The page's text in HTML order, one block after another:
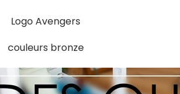
Logo Avengers
couleurs bronze